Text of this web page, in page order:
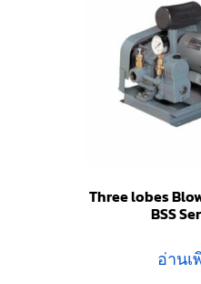
Three lobes
BSS
อ่านเ